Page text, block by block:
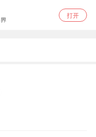
打开